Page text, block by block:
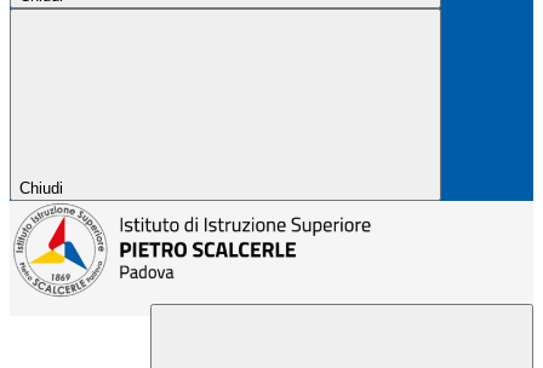
Chiudi